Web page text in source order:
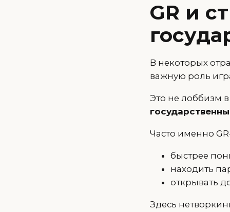
GR и
В некоторых
важную роль
Это не лоббизм
Часто именно
быстрее
находить
открывать
Здесь